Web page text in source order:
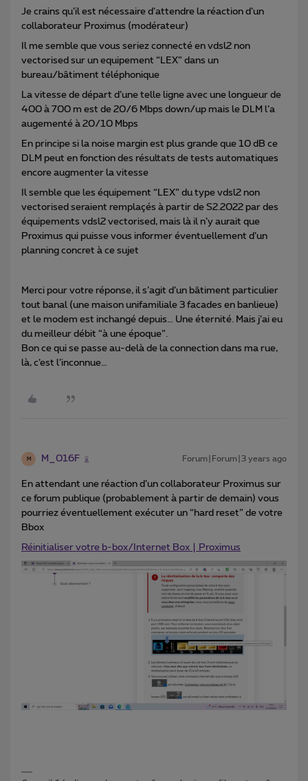
Je crains qu’il est nécessaire d’attendre la réaction d’un
collaborateur Proximus (modérateur)
Il me semble que vous seriez connecté en vdsl2 non
vectorised sur un equipement “LEX” dans un
bureau/bâtiment téléphonique
La vitesse de départ d’une telle ligne avec une longueur de
400 à 700 m est de 20/6 Mbps down/up mais le DLM l’a
augementé à 20/10 Mbps
En principe si la noise margin est plus grande que 10 dB ce
DLM peut en fonction des résultats de tests automatiques
encore augmenter la vitesse
Il semble que les équipement “LEX” du type vdsl2 non
vectorised seraient remplaçés à partir de S2.2022 par des
équipements vdsl2 vectorised, mais là il n’y aurait que
Proximus qui puisse vous informer éventuellement d’un
planning concret à ce sujet
Merci pour votre réponse, il s’agit d’un bâtiment particulier
tout banal (une maison unifamiliale 3 facades en banlieue)
et le modem est inchangé depuis… Une éternité. Mais j’ai eu
du meilleur débit “à une époque”.
Bon ce qui se passe au-delà de la connection dans ma rue,
là, c’est l’inconnue…
M M_016F Forum|Forum|3 years ago
En attendant une réaction d’un collaborateur Proximus sur
ce forum publique (probablement à partir de demain) vous
pourriez éventuellement exécuter un “hard reset” de votre
Bbox
Réinitialiser votre b-box/Internet Box | Proximus